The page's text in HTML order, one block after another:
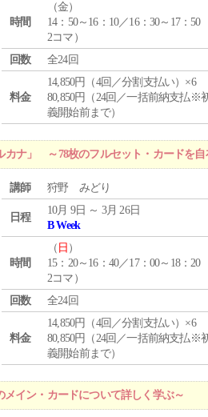
時間
（金）
14：50～16：10／16：30～17：50
2コマ）
回数
全24回
料金
14,850円（4回／分割支払い）×6
80,850円（24回／一括前納支払※
義開始前まで）
ナ」 ～78枚のフルセット・カードを自
講師 狩野 みどり
日程
10月 9日 ～ 3月 26日
B Week
時間
（ 日 ）
15：20～16：40／17：00～18：20
2コマ）
回数
全24回
料金
14,850円（4回／分割支払い）×6
80,850円（24回／一括前納支払※
義開始前まで）
イン・カードについて詳しく学ぶ～